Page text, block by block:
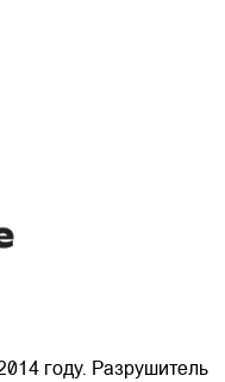
году. Разрушитель